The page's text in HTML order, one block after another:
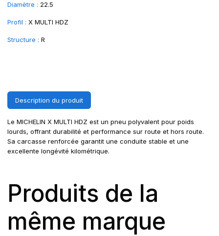
Diamètre : 22.5
Profil : X MULTI HDZ
Structure : R
Description du produit
Le MICHELIN X MULTI HDZ est un pneu polyvalent pour poids
lourds, offrant durabilité et performance sur route et hors route.
Sa carcasse renforcée garantit une conduite stable et une
excellente longévité kilométrique.
Produits de la
même marque